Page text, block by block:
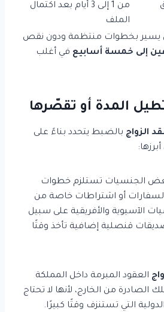
من 1 إلى 3 أيام بعد اكتمال
الملف
يسير بخطوات منتظمة ودون نقص
إلى خمسة أسابيع في أغلب
المدة أو تقصّرها
الزواج بالضبط يتحدد بناءً على
الجنسيات تستلزم خطوات
أو اشتراطات خاصة من
الآسيوية والأفريقية على سبيل
قنصلية إضافية تأخذ وقتًا
العقود المبرمة داخل المملكة
الصادرة من الخارج، لأنها لا تحتاج
التي تستنزف وقتًا كبيرًا.